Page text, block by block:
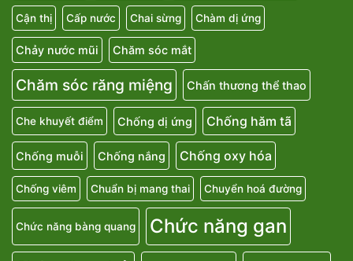
Cận thị Cấp nước Chai sừng Chàm dị ứng
Chảy nước mũi Chăm sóc mắt
Chăm sóc răng miệng Chấn thương thể thao
Che khuyết điểm Chống dị ứng Chống hăm tã
Chống muỗi Chống nắng Chống oxy hóa
Chống viêm Chuẩn bị mang thai Chuyển hoá đường
Chức năng bàng quang Chức năng gan